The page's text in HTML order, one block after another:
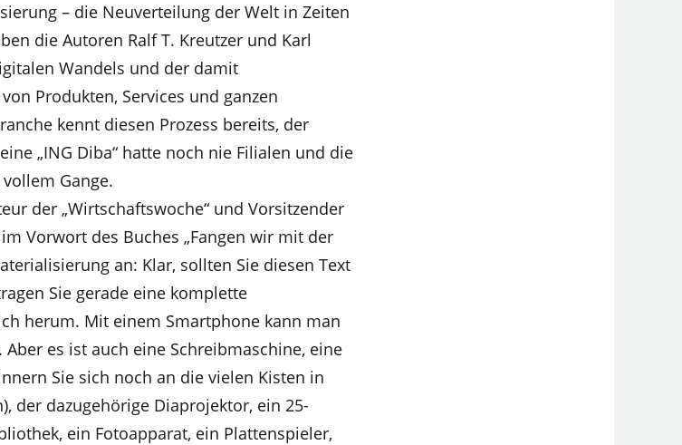
– die Neuverteilung der Welt in Zeiten
die Autoren Ralf T. Kreutzer und Karl
Wandels und der damit
Produkten, Services und ganzen
kennt diesen Prozess bereits, der
„ING Diba“ hatte noch nie Filialen und die
Gange.
der „Wirtschaftswoche“ und Vorsitzender
Vorwort des Buches „Fangen wir mit der
an: Klar, sollten Sie diesen Text
Sie gerade eine komplette
herum. Mit einem Smartphone kann man
es ist auch eine Schreibmaschine, eine
Sie sich noch an die vielen Kisten in
der dazugehörige Diaprojektor, ein 25-
ein Fotoapparat, ein Plattenspieler,